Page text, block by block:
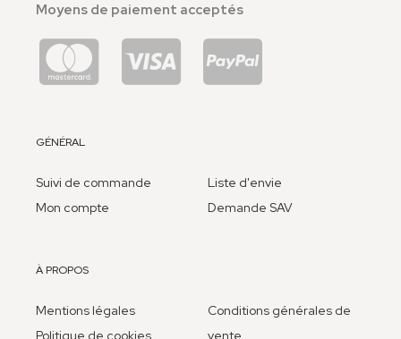
Moyens de paiement acceptés
GÉNÉRAL
Suivi de commande
Mon compte
Liste d'envie
Demande SAV
À PROPOS
Mentions légales
Politique de cookies
Conditions générales de
vente